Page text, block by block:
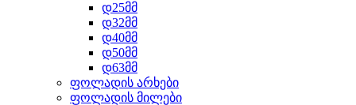
დ25მმ
დ32მმ
დ40მმ
დ50მმ
დ63მმ
ფოლადის არხები
ფოლადის მილები